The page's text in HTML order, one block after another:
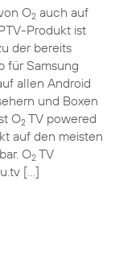
O2auch auf
Produkt ist
der bereits
für Samsung
allen Android
und Boxen
O2TV powered
auf den meisten
O2TV
[…]